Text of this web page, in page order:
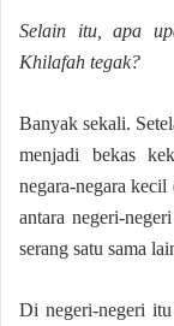
Selain itu, apa
Khilafah tegak?
Banyak sekali.
menjadi bekas
negara-negara
antara negeri-
serang satu sama
Di negeri-negeri